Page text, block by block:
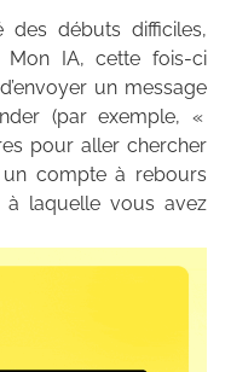
des débuts difficiles,
Mon IA, cette fois-ci
un message
(par exemple, «
pour aller chercher
compte à rebours
à laquelle vous avez